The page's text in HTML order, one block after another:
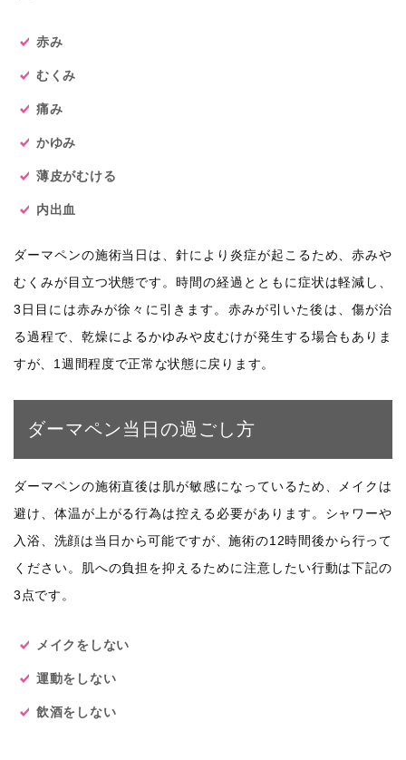
赤み
むくみ
痛み
かゆみ
薄皮がむける
内出血
ダーマペンの施術当日は、針により炎症が起こるため、赤みや
むくみが目立つ状態です。時間の経過とともに症状は軽減し、
3日目には赤みが徐々に引きます。赤みが引いた後は、傷が治
る過程で、乾燥によるかゆみや皮むけが発生する場合もありま
すが、1週間程度で正常な状態に戻ります。
ダーマペン当日の過ごし方
ダーマペンの施術直後は肌が敏感になっているため、メイクは
避け、体温が上がる行為は控える必要があります。シャワーや
入浴、洗顔は当日から可能ですが、施術の12時間後から行って
ください。肌への負担を抑えるために注意したい行動は下記の
3点です。
メイクをしない
運動をしない
飲酒をしない